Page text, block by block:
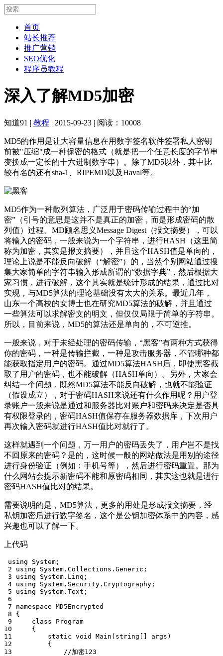
首页
站长推荐
推广营销
SEO优化
程序员教程
深入了解MD5加密
知道91 | 教程 | 2015-09-23 | 阅读：10008
MD5的作用是让大容量信息在用数字签名软件签署私人密钥
前被"压缩"成一种保密的格式（就是把一个任意长度的字节串
变换成一定长的十六进制数字串）。除了MD5以外，其中比
较有名的还有sha-1、RIPEMD以及Haval等。
MD5作为一种散列算法，广泛用于密码传输过程中的“加
密”（引号的意思是这并不是真正的加密，而是形成密码的散
列值）过程。MD顾名思义Message Digest（报文摘要），可以
将输入的密码，一般来说为一个字符串，进行HASH（这里简
称为加密，其实是报文摘要），并且这个HASH值是单向的，
理论上说是不能反向破解（“解密”）的，当然个别网站通过搜
集大家简单的字符串输入形成所谓的“数据字典”，然后根据大
家习惯，进行破解，这个其实就是统计形成的结果，通过比对
实现，与MD5算法的理论基础没有太大的关系。最近几年，
山东一个高校的女博士也在研究MD5算法的破解，并且通过
一些算法可以求解密文的明文，但仅仅局限于简单的字符串。
所以，目前来说，MD5的算法还是单向的，不可逆推。
一般来说，对于未经处理的密码传输，“黑客”有两种方式获得
你的密码，一种是传输拦截，一种是攻击服务器，不管哪种都
能获取指定用户的密码。通过MD5算法HASH后，即使黑客截
取了用户的密码，也不能破解（HASH单向）。另外，大家会
纠结一个问题，既然MD5算法不能反向破解，也就不能验证
（假设成立），对于密码HASH来说还有什么作用呢？用户登
录账户一般来说是通过和服务器比对账户和密码来决定是否具
有权限登录的，密码HASH值保存在服务器数据库，下次用户
再次输入密码就进行HASH值比对就行了。
这样就遇到一个问题，万一用户的密码丢失了，用户岂不是找
不回原来的密码？是的，这时候一般的网站做法是用别的途径
进行身份验证（例如：手机号等），然后进行密码重置。那为
什么网站会提示新密码不能和原密码相同，其实这也就是进行
密码HASH值比对的结果。
需要说明的是，MD5算法，更多的用处是形成报文摘要，经
私钥加密后进行数字签名，这个是公钥加密体系中的内容，感
兴趣也可以了解一下。
上代码
using System;
2 using System.Collections.Generic;
3 using System.Linq;
4 using System.Security.Cryptography;
5 using System.Text;
6
7 namespace MD5Encrypted
8 {
9     class Program
10     {
11         static void Main(string[] args)
12         {
13             //加密123